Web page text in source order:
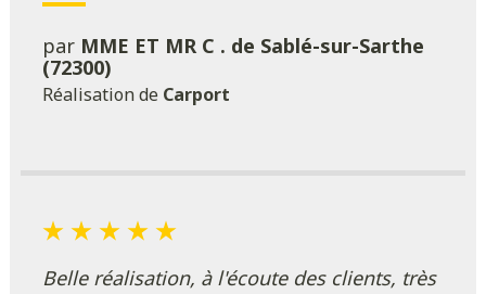
par MME ET MR C . de Sablé-sur-Sarthe
(72300)
Réalisation de Carport
Belle réalisation, à l'écoute des clients, très